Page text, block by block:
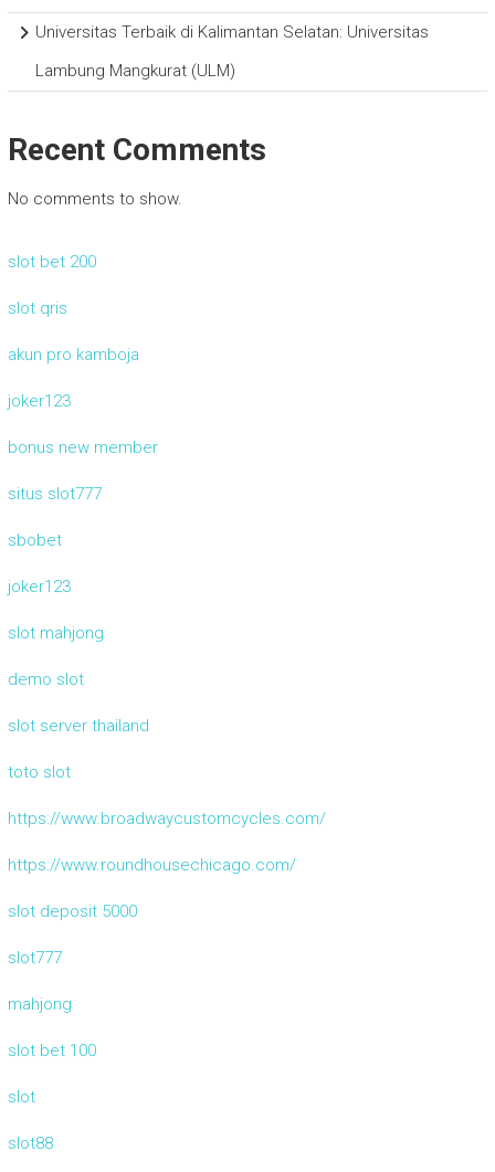
Universitas Terbaik di Kalimantan Selatan: Universitas
Lambung Mangkurat (ULM)
Recent Comments
No comments to show.
slot bet 200
slot qris
akun pro kamboja
joker123
bonus new member
situs slot777
sbobet
joker123
slot mahjong
demo slot
slot server thailand
toto slot
https://www.broadwaycustomcycles.com/
https://www.roundhousechicago.com/
slot deposit 5000
slot777
mahjong
slot bet 100
slot
slot88